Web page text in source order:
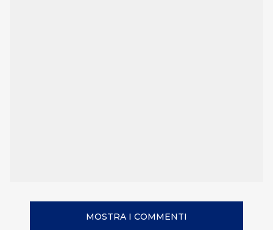
MOSTRA I COMMENTI